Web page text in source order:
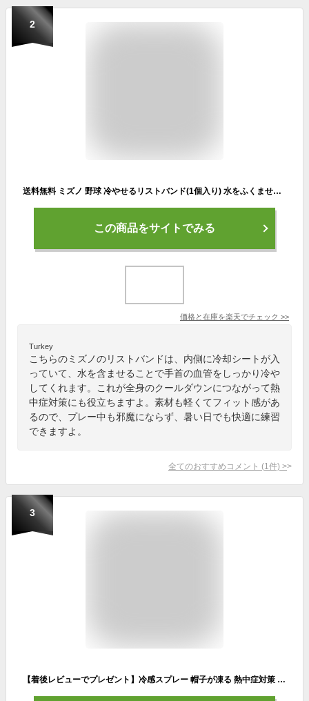
2
送料無料 ミズノ 野球 冷やせるリストバンド(1個入り) 水をふくませてひんやり 夏の練習に最適! 12JY6Y02
この商品をサイトでみる
価格と在庫を楽天でチェック >>
Turkey
こちらのミズノのリストバンドは、内側に冷却シートが入
っていて、水を含ませることで手首の血管をしっかり冷や
してくれます。これが全身のクールダウンにつながって熱
中症対策にも役立ちますよ。素材も軽くてフィット感があ
るので、プレー中も邪魔にならず、暑い日でも快適に練習
できますよ。
全てのおすすめコメント (1 件) >
3
【着後レビューでプレゼント】冷感スプレー 帽子が凍る 熱中症対策 子供 学校行事 帽子 野外 遊び 公園 ハンディ 持ち運び便利 海 川 ソフト ハード 冷却 安心安全 日本 頭 冷たい 気持ちいい【▲7】/【MC】帽子が凍るスプレー